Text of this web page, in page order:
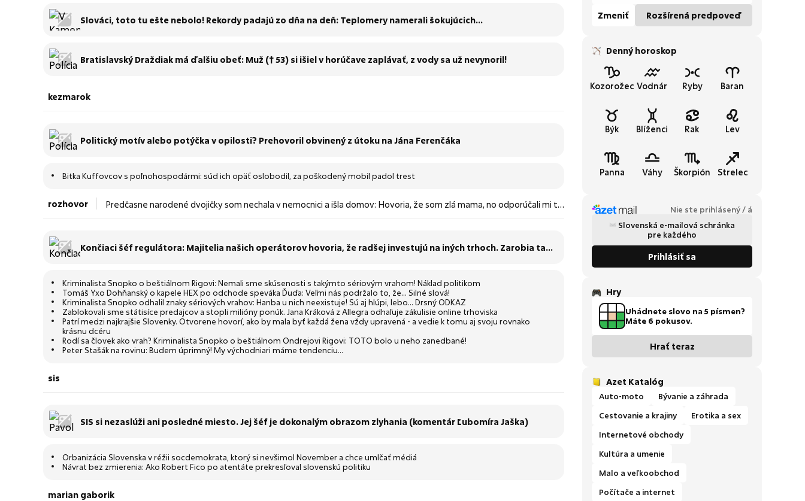
Zmeniť Rozšírená predpoveď
Denný horoskop
Kozorožec Vodnár Ryby Baran
Býk Blíženci Rak Lev
Panna Váhy Škorpión Strelec
Nie ste prihlásený / á
Slovenská e-mailová schránka
pre každého
Prihlásiť sa
Hry
Uhádnete slovo na 5 písmen?
Máte 6 pokusov.
Hrať teraz
Azet Katalóg
Auto-moto
Bývanie a záhrada
Cestovanie a krajiny
Erotika a sex
Internetové obchody
Kultúra a umenie
Malo a veľkoobchod
Počítače a internet
Slováci, toto tu ešte nebolo! Rekordy padajú zo dňa na deň: Teplomery namerali šokujúcich...
Bratislavský Draždiak má ďalšiu obeť: Muž († 53) si išiel v horúčave zaplávať, z vody sa už nevynoril!
kezmarok
Politický motív alebo potýčka v opilosti? Prehovoril obvinený z útoku na Jána Ferenčáka
Bitka Kuffovcov s poľnohospodármi: súd ich opäť oslobodil, za poškodený mobil padol trest
rozhovor
Predčasne narodené dvojičky som nechala v nemocnici a išla domov: Hovoria, že som zlá mama, no odporúčali mi to
Končiaci šéf regulátora: Majitelia našich operátorov hovoria, že radšej investujú na iných trhoch. Zarobia tam
Kriminalista Snopko o beštiálnom Rigovi: Nemali sme skúsenosti s takýmto sériovým vrahom! Náklad politikom
Tomáš Yxo Dohňanský o kapele HEX po odchode speváka Ďuďa: Veľmi nás podržalo to, že... Silné slová!
Kriminalista Snopko odhalil znaky sériových vrahov: Hanba u nich neexistuje! Sú aj hlúpi, lebo... Drsný ODKAZ
Zablokovali sme státisíce predajcov a stopli milióny ponúk. Jana Kráková z Allegra odhaľuje zákulisie online trhoviska
Patrí medzi najkrajšie Slovenky. Otvorene hovorí, ako by mala byť každá žena vždy upravená - a vedie k tomu aj svoju rovnako
krásnu dcéru
Rodí sa človek ako vrah? Kriminalista Snopko o beštiálnom Ondrejovi Rigovi: TOTO bolo u neho zanedbané!
Peter Stašák na rovinu: Budem úprimný! My východniari máme tendenciu...
sis
SIS si nezaslúži ani posledné miesto. Jej šéf je dokonalým obrazom zlyhania (komentár Ľubomíra Jaška)
Orbanizácia Slovenska v réžii socdemokrata, ktorý si nevšimol November a chce umlčať médiá
Návrat bez zmierenia: Ako Robert Fico po atentáte prekresľoval slovenskú politiku
marian gaborik